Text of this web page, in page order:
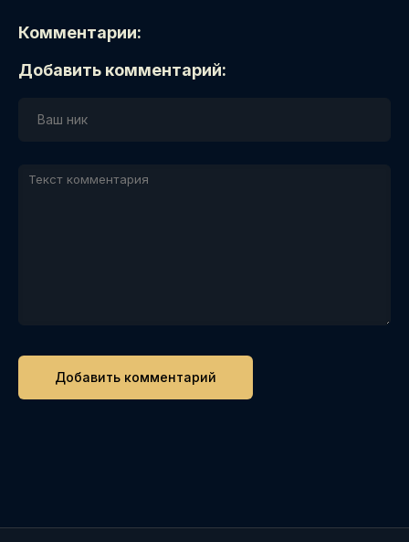
Комментарии:
Добавить комментарий: